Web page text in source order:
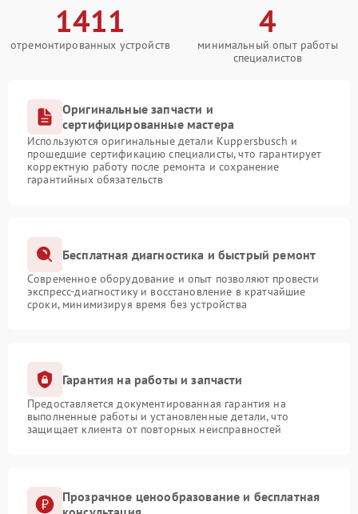
1411
отремонтированных устройств
4
минимальный опыт работы
специалистов
Оригинальные запчасти и
сертифицированные мастера
Используются оригинальные детали Kuppersbusch и
прошедшие сертификацию специалисты, что гарантирует
корректную работу после ремонта и сохранение
гарантийных обязательств
Бесплатная диагностика и быстрый ремонт
Современное оборудование и опыт позволяют провести
экспресс-диагностику и восстановление в кратчайшие
сроки, минимизируя время без устройства
Гарантия на работы и запчасти
Предоставляется документированная гарантия на
выполненные работы и установленные детали, что
защищает клиента от повторных неисправностей
Прозрачное ценообразование и бесплатная